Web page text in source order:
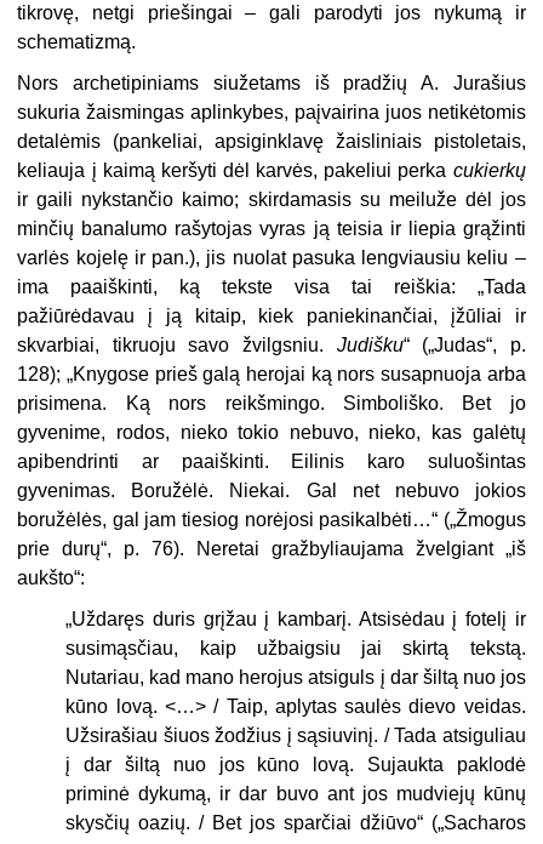
tikrovę, netgi priešingai – gali parodyti jos nykumą ir
schematizmą.
Nors archetipiniams siužetams iš pradžių A. Jurašius
sukuria žaismingas aplinkybes, paįvairina juos netikėtomis
detalėmis (pankeliai, apsiginklavę žaisliniais pistoletais,
keliauja į kaimą keršyti dėl karvės, pakeliui perka cukierkų
ir gaili nykstančio kaimo; skirdamasis su meiluže dėl jos
minčių banalumo rašytojas vyras ją teisia ir liepia grąžinti
varlės kojelę ir pan.), jis nuolat pasuka lengviausiu keliu –
ima paaiškinti, ką tekste visa tai reiškia: „Tada
pažiūrėdavau į ją kitaip, kiek paniekinančiai, įžūliai ir
skvarbiai, tikruoju savo žvilgsniu. Judišku“ („Judas“, p.
128); „Knygose prieš galą herojai ką nors susapnuoja arba
prisimena. Ką nors reikšmingo. Simboliško. Bet jo
gyvenime, rodos, nieko tokio nebuvo, nieko, kas galėtų
apibendrinti ar paaiškinti. Eilinis karo suluošintas
gyvenimas. Boružėlė. Niekai. Gal net nebuvo jokios
boružėlės, gal jam tiesiog norėjosi pasikalbėti…“ („Žmogus
prie durų“, p. 76). Neretai gražbyliaujama žvelgiant „iš
aukšto“:
„Uždaręs duris grįžau į kambarį. Atsisėdau į fotelį ir
susimąsčiau, kaip užbaigsiu jai skirtą tekstą.
Nutariau, kad mano herojus atsiguls į dar šiltą nuo jos
kūno lovą. <…> / Taip, aplytas saulės dievo veidas.
Užsirašiau šiuos žodžius į sąsiuvinį. / Tada atsiguliau
į dar šiltą nuo jos kūno lovą. Sujaukta paklodė
priminė dykumą, ir dar buvo ant jos mudviejų kūnų
skysčių oazių. / Bet jos sparčiai džiūvo“ („Sacharos